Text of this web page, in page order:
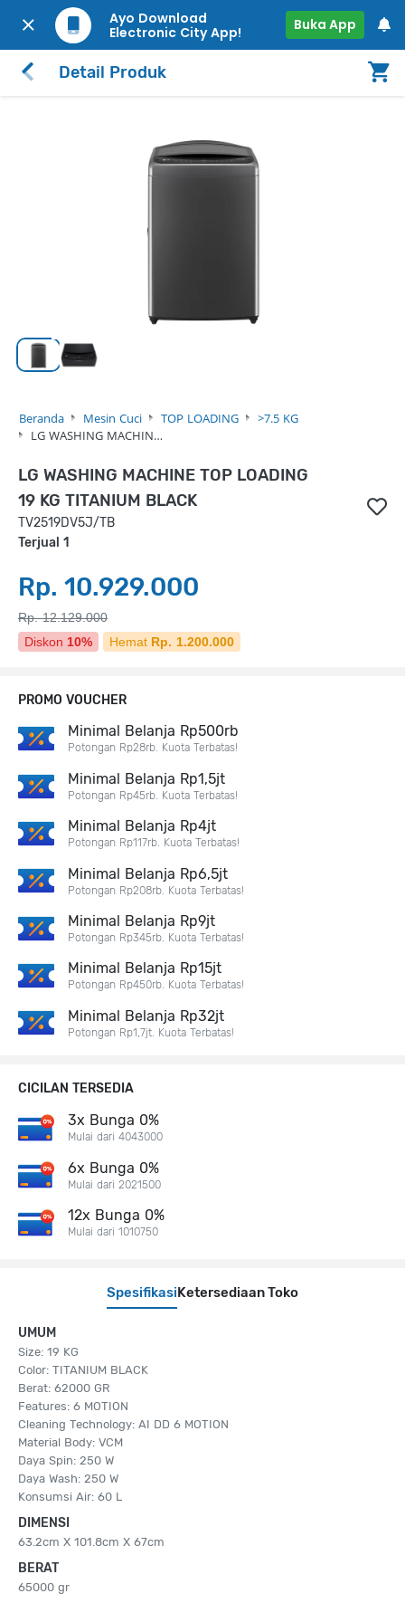
Ayo Download
Electronic City App!
Buka App
Detail Produk
Beranda Mesin Cuci TOP LOADING
>7.5 KG
LG WASHING MACHIN…
LG WASHING MACHINE TOP LOADING
19 KG TITANIUM BLACK
TV2519DV5J/TB
Terjual 1
Rp. 10.929.000
Rp. 12.129.000
Diskon 10% Hemat Rp. 1.200.000
SpesifikasiKetersediaan Toko
UMUM
Size: 19 KG
Color: TITANIUM BLACK
Berat: 62000 GR
Features: 6 MOTION
Cleaning Technology: AI DD 6 MOTION
Material Body: VCM
Daya Spin: 250 W
Daya Wash: 250 W
Konsumsi Air: 60 L
DIMENSI
63.2cm X 101.8cm X 67cm
BERAT
65000 gr
PROMO VOUCHER
Minimal Belanja Rp500rb
Potongan Rp28rb. Kuota Terbatas!
Minimal Belanja Rp1,5jt
Potongan Rp45rb. Kuota Terbatas!
Minimal Belanja Rp4jt
Potongan Rp117rb. Kuota Terbatas!
Minimal Belanja Rp6,5jt
Potongan Rp208rb. Kuota Terbatas!
Minimal Belanja Rp9jt
Potongan Rp345rb. Kuota Terbatas!
Minimal Belanja Rp15jt
Potongan Rp450rb. Kuota Terbatas!
Minimal Belanja Rp32jt
Potongan Rp1,7jt. Kuota Terbatas!
CICILAN TERSEDIA
3x Bunga 0%
Mulai dari 4043000
6x Bunga 0%
Mulai dari 2021500
12x Bunga 0%
Mulai dari 1010750